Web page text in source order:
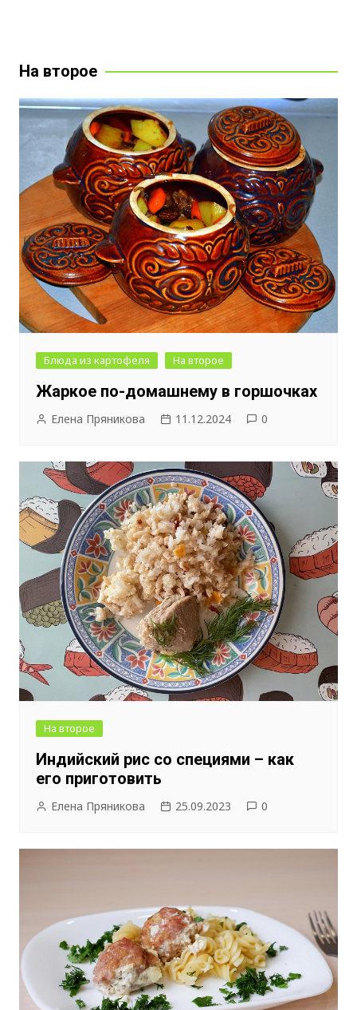
На второе
Блюда из картофеля На второе
Жаркое по-домашнему в горшочках
Елена Пряникова 11.12.2024 0
На второе
Индийский рис со специями – как
его приготовить
Елена Пряникова 25.09.2023 0